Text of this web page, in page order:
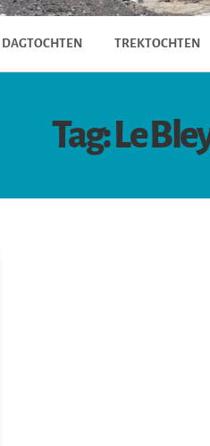
DAGTOCHTEN TREKTOCHTEN
Tag: Le